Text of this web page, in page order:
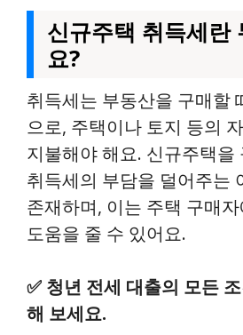
신규주택 취득세란
요?
취득세는 부동산을 구매할
으로, 주택이나 토지 등의
지불해야 해요. 신규주택을
취득세의 부담을 덜어주는
존재하며, 이는 주택 구매
도움을 줄 수 있어요.
✅ 청년 전세 대출의 모든
해 보세요.